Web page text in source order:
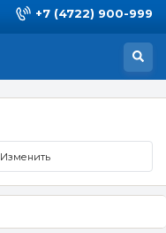
+7 (4722) 900-999
Изменить